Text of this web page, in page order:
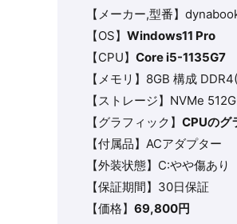
【メーカー,型番】
【OS】 Windows11 Pro
【CPU】 Core i5-1135G7
【メモリ】8GB 構成
【ストレージ】NVMe
【グラフィック】 CPUのグ
【付属品】ACアダプター
【外装状態】C:やや傷あり
【保証期間】30日保証
【価格】 69,800円